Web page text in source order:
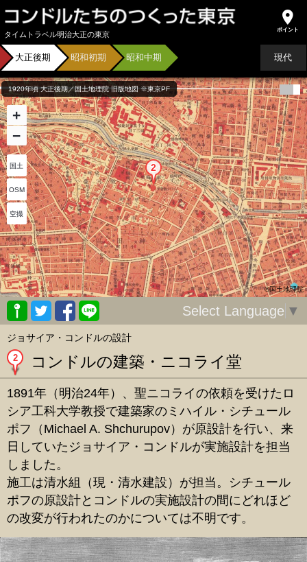
タイムトラベル明治大正の東京
大正後期 昭和初期 昭和中期 現代
1920年頃 大正後期／国土地理院 旧版地図 ※東京PF
©国土地理院
国土
OSM
空撮
+
−
Select Language ▼
ジョサイア・コンドルの設計
2 コンドルの建築・ニコライ堂
1891年（明治24年）、聖ニコライの依頼を受けたロ
シア工科大学教授で建築家のミハイル・シチュール
ポフ（Michael A. Shchurupov）が原設計を行い、来
日していたジョサイア・コンドルが実施設計を担当
しました。
施工は清水組（現・清水建設）が担当。シチュール
ポフの原設計とコンドルの実施設計の間にどれほど
の改変が行われたのかについては不明です。